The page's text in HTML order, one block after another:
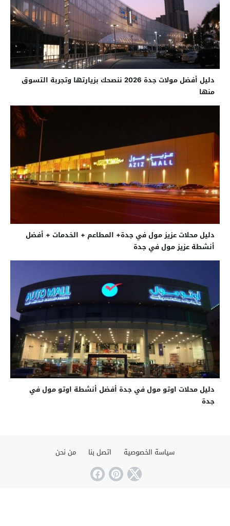
دليل أفضل مولات جدة 2026 ننصحك بزيارتها وتجربة التسوق
منها
دليل محلات عزيز مول في جدة+ المطاعم + الخدمات + أفضل
أنشطة عزيز مول في جدة
دليل محلات اوتو مول في جدة أفضل أنشطة اوتو مول في
جدة
سياسة الخصوصية اتصل بنا من نحن